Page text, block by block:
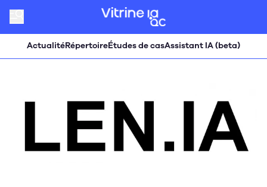
ActualitéRépertoireÉtudes de casAssistant IA (beta)